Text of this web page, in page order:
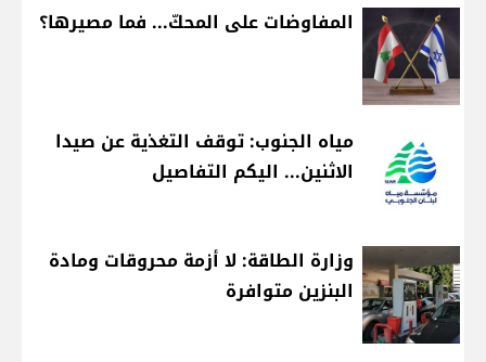
المفاوضات على المحكّ... فما مصيرها؟
مياه الجنوب: توقف التغذية عن صيدا
الاثنين... اليكم التفاصيل
وزارة الطاقة: لا أزمة محروقات ومادة
البنزين متوافرة